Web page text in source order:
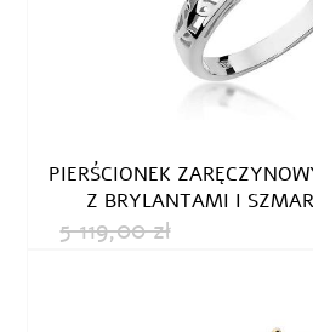
PIERŚCIONEK
Z BRYLANTAMI I
5 119,00 zł